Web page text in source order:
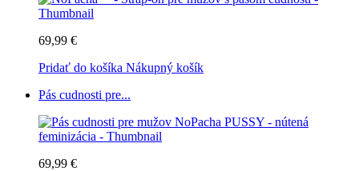
69,99 €
Pridať do košíka Nákupný košík
Pás cudnosti pre...
69,99 €